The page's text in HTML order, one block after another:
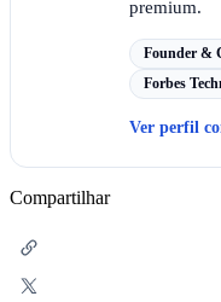
premium.
Founder &
Forbes
Ver perfil
Compartilhar